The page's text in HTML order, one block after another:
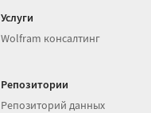
Услуги
Wolfram консалтинг
Репозитории
Репозиторий данных